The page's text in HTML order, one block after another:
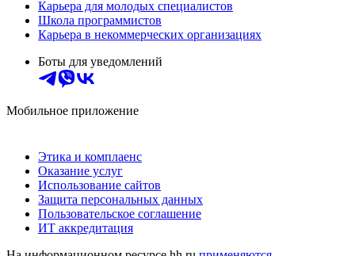
Карьера для молодых специалистов
Школа программистов
Карьера в некоммерческих организациях
Боты для уведомлений
Мобильное приложение
Этика и комплаенс
Оказание услуг
Использование сайтов
Защита персональных данных
Пользовательское соглашение
ИТ аккредитация